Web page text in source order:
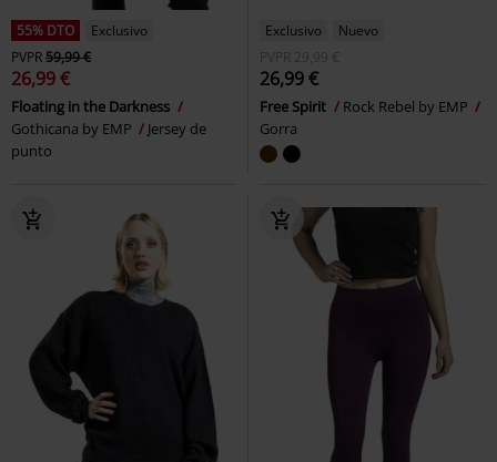
55% DTO
Exclusivo
PVPR59,99 €
26,99 €
Floating in the Darkness
Gothicana by EMP
Jersey de
punto
Exclusivo
Nuevo
PVPR 29,99 €
26,99 €
Free Spirit
Rock Rebel by EMP
Gorra